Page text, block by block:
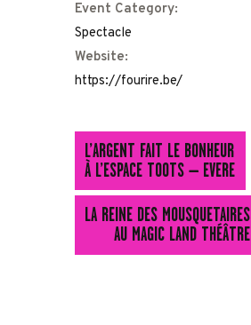
Event Category:
Spectacle
Website:
https://fourire.be/
L’ARGENT FAIT LE BONHEUR
À L’ESPACE TOOTS – EVERE
LA REINE DES MOUSQUETAIRES
AU MAGIC LAND THÉÂTRE